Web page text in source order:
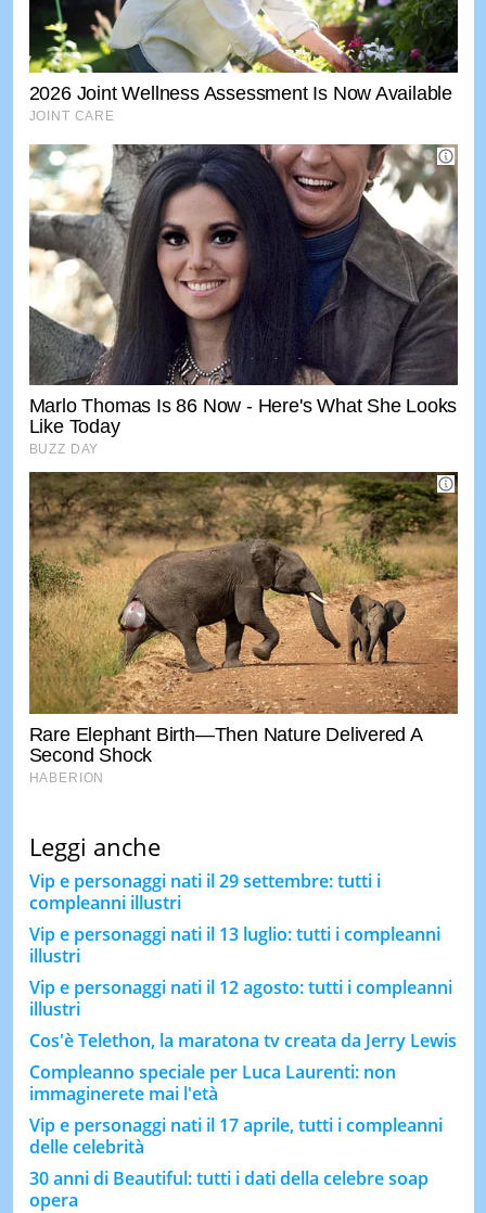
Leggi anche
Vip e personaggi nati il 29 settembre: tutti i
compleanni illustri
Vip e personaggi nati il 13 luglio: tutti i compleanni
illustri
Vip e personaggi nati il 12 agosto: tutti i compleanni
illustri
Cos'è Telethon, la maratona tv creata da Jerry Lewis
Compleanno speciale per Luca Laurenti: non
immaginerete mai l'età
Vip e personaggi nati il 17 aprile, tutti i compleanni
delle celebrità
30 anni di Beautiful: tutti i dati della celebre soap
opera